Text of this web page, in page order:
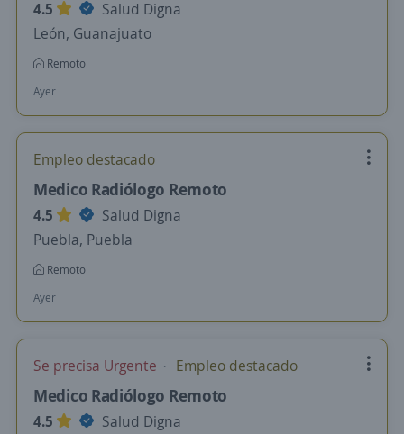
4.5
Salud Digna
León, Guanajuato
Remoto
Ayer
Empleo destacado
Medico Radiólogo Remoto
4.5
Salud Digna
Puebla, Puebla
Remoto
Ayer
Se precisa Urgente Empleo destacado
Medico Radiólogo Remoto
4.5
Salud Digna